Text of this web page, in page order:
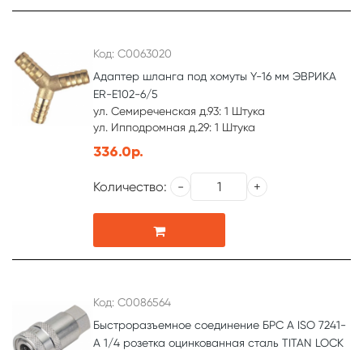
Код: С0063020
Адаптер шланга под хомуты Y-16 мм ЭВРИКА
ER-E102-6/5
ул. Семиреченская д.93: 1 Штука
ул. Ипподромная д.29: 1 Штука
336.0р.
Количество:
Код: С0086564
Быстроразъемное соединение БРС А ISO 7241-
A 1/4 розетка оцинкованная сталь TITAN LOCK